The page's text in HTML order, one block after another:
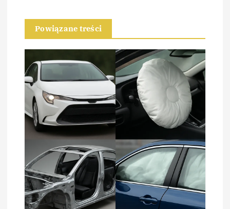
c
a
w
p
s
u
Powiązane treści